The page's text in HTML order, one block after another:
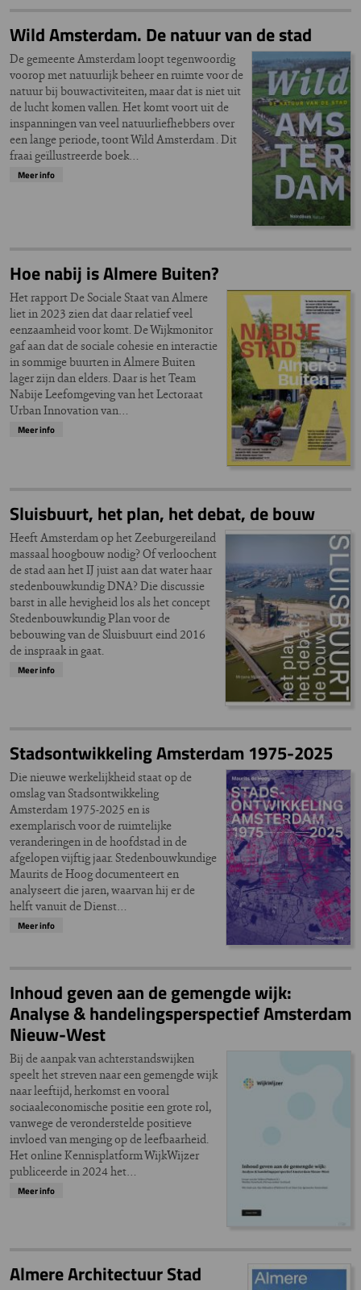
Wild Amsterdam. De natuur van de stad
De gemeente Amsterdam loopt tegenwoordig
voorop met natuurlijk beheer en ruimte voor de
natuur bij bouwactiviteiten, maar dat is niet uit
de lucht komen vallen. Het komt voort uit de
inspanningen van veel natuurliefhebbers over
een lange periode, toont Wild Amsterdam . Dit
fraai geïllustreerde boek…
Meer info
Hoe nabij is Almere Buiten?
Het rapport De Sociale Staat van Almere
liet in 2023 zien dat daar relatief veel
eenzaamheid voor komt. De Wijkmonitor
gaf aan dat de sociale cohesie en interactie
in sommige buurten in Almere Buiten
lager zijn dan elders. Daar is het Team
Nabije Leefomgeving van het Lectoraat
Urban Innovation van…
Meer info
Sluisbuurt, het plan, het debat, de bouw
Heeft Amsterdam op het Zeeburgereiland
massaal hoogbouw nodig? Of verloochent
de stad aan het IJ juist aan dat water haar
stedenbouwkundig DNA? Die discussie
barst in alle hevigheid los als het concept
Stedenbouwkundig Plan voor de
bebouwing van de Sluisbuurt eind 2016
de inspraak in gaat.
Meer info
Stadsontwikkeling Amsterdam 1975-2025
Die nieuwe werkelijkheid staat op de
omslag van Stadsontwikkeling
Amsterdam 1975-2025 en is
exemplarisch voor de ruimtelijke
veranderingen in de hoofdstad in de
afgelopen vijftig jaar. Stedenbouwkundige
Maurits de Hoog documenteert en
analyseert die jaren, waarvan hij er de
helft vanuit de Dienst…
Meer info
Inhoud geven aan de gemengde wijk:
Analyse & handelingsperspectief Amsterdam
Nieuw-West
Bij de aanpak van achterstandswijken
speelt het streven naar een gemengde wijk
naar leeftijd, herkomst en vooral
sociaaleconomische positie een grote rol,
vanwege de veronderstelde positieve
invloed van menging op de leefbaarheid.
Het online Kennisplatform WijkWijzer
publiceerde in 2024 het…
Meer info
Almere Architectuur Stad